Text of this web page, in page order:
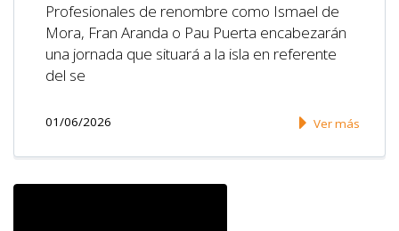
Profesionales de renombre como Ismael de
Mora, Fran Aranda o Pau Puerta encabezarán
una jornada que situará a la isla en referente
del se
01/06/2026 Ver más